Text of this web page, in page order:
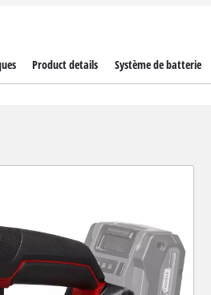
Product details Système de batterie